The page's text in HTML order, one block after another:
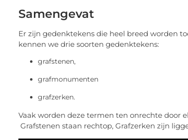
Samengevat
Er zijn gedenktekens die heel breed worden
kennen we drie soorten gedenktekens:
grafstenen,
grafmonumenten
grafzerken.
Vaak worden deze termen ten onrechte door
Grafstenen staan rechtop, Grafzerken zijn